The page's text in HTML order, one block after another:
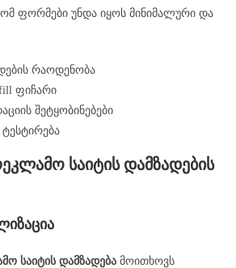
ფორმები უნდა იყოს მინიმალური და
რაოდენობა
fill ფიჩარი
შეტყობინებები
საიტის დამზადების
საიტის დამზადება მოითხოვს